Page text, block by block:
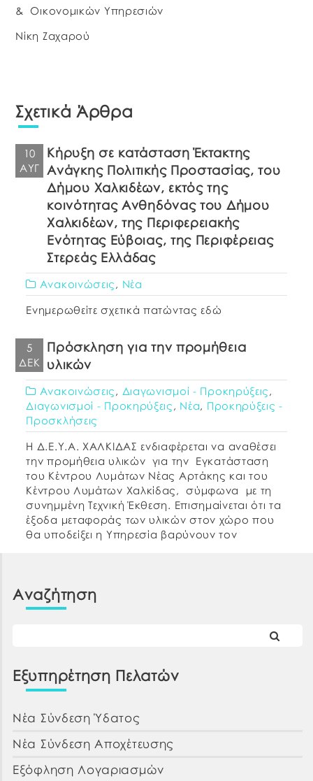
& Οικονομικών Υπηρεσιών
Νίκη Ζαχαρού
Σχετικά Άρθρα
10
ΑΥΓ
Κήρυξη σε κατάσταση Έκτακτης
Ανάγκης Πολιτικής Προστασίας, του
Δήμου Χαλκιδέων, εκτός της
κοινότητας Ανθηδόνας του Δήμου
Χαλκιδέων, της Περιφερειακής
Ενότητας Εύβοιας, της Περιφέρειας
Στερεάς Ελλάδας
Ανακοινώσεις , Νέα
Ενημερωθείτε σχετικά πατώντας εδώ
5
ΔΕΚ
Πρόσκληση για την προμήθεια
υλικών
Ανακοινώσεις , Διαγωνισμοί - Προκηρύξεις ,
Διαγωνισμοί - Προκηρύξεις , Νέα, Προκηρύξεις -
Προσκλήσεις
Η Δ.Ε.Υ.Α. ΧΑΛΚΙΔΑΣ ενδιαφέρεται να αναθέσει
την προμήθεια υλικών για την Εγκατάσταση
του Κέντρου Λυμάτων Νέας Αρτάκης και του
Κέντρου Λυμάτων Χαλκίδας, σύμφωνα με τη
συνημμένη Τεχνική Έκθεση. Επισημαίνεται ότι τα
έξοδα μεταφοράς των υλικών στον χώρο που
θα υποδείξει η Υπηρεσία βαρύνουν τον
Αναζήτηση
Εξυπηρέτηση Πελατών
Νέα Σύνδεση Ύδατος
Νέα Σύνδεση Αποχέτευσης
Εξόφληση Λογαριασμών